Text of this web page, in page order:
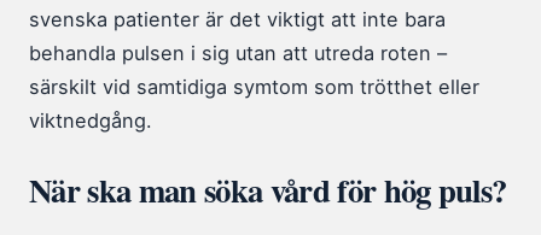
svenska patienter är det viktigt att inte bara
behandla pulsen i sig utan att utreda roten –
särskilt vid samtidiga symtom som trötthet eller
viktnedgång.
När ska man söka vård för hög puls?